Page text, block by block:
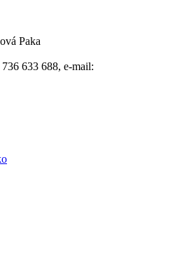
Paka
633 688, e-mail: